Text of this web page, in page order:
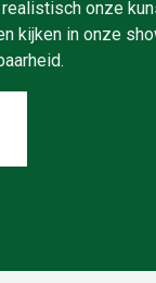
onze
kijken in onze